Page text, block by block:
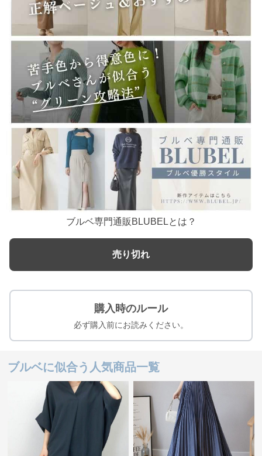
ブルベ専門通販BLUBELとは？
売り切れ
購入時のルール
必ず購入前にお読みください。
ブルベに似合う人気商品一覧